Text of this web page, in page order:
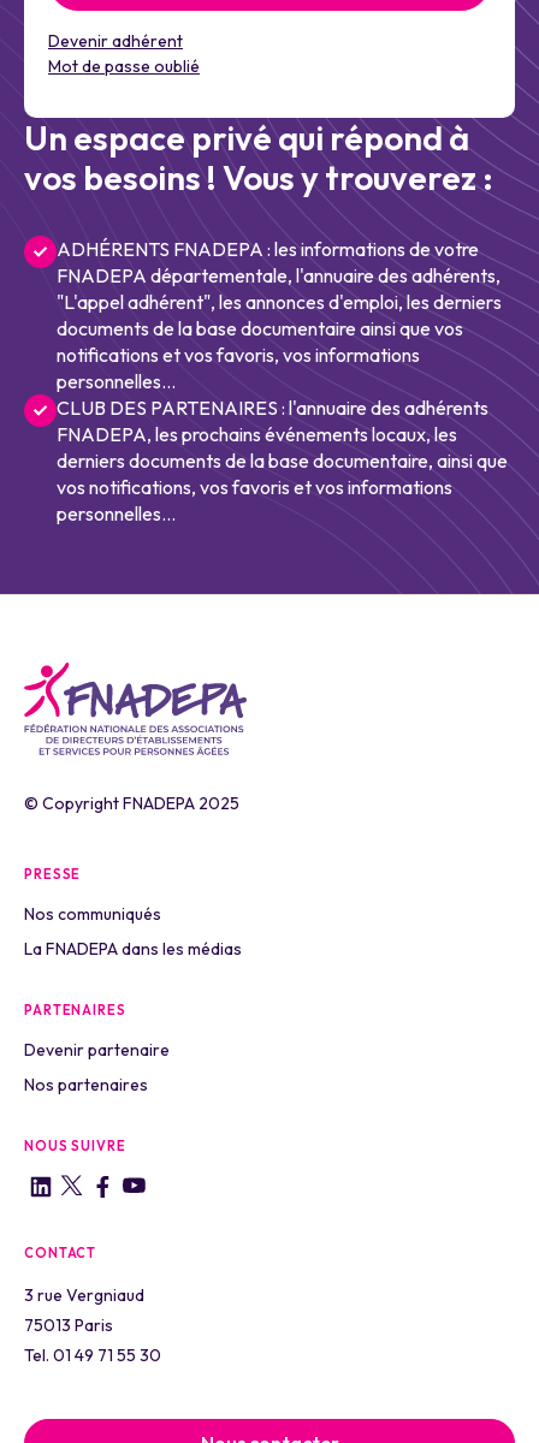
Devenir adhérent
Mot de passe oublié
Un espace privé qui répond à
vos besoins ! Vous y trouverez :
ADHÉRENTS FNADEPA : les informations de votre
FNADEPA départementale, l'annuaire des adhérents,
"L'appel adhérent", les annonces d'emploi, les derniers
documents de la base documentaire ainsi que vos
notifications et vos favoris, vos informations
personnelles...
CLUB DES PARTENAIRES : l'annuaire des adhérents
FNADEPA, les prochains événements locaux, les
derniers documents de la base documentaire, ainsi que
vos notifications, vos favoris et vos informations
personnelles...
© Copyright FNADEPA 2025
PRESSE
Nos communiqués
La FNADEPA dans les médias
PARTENAIRES
Devenir partenaire
Nos partenaires
NOUS SUIVRE
CONTACT
3 rue Vergniaud
75013 Paris
Tel. 01 49 71 55 30